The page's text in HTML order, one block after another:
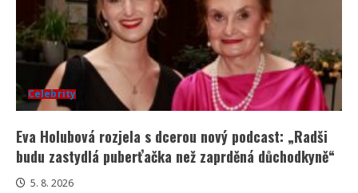
Celebrity
Eva Holubová rozjela s dcerou nový podcast: „Radši
budu zastydlá puberťačka než zaprděná důchodkyně“
5. 8. 2026